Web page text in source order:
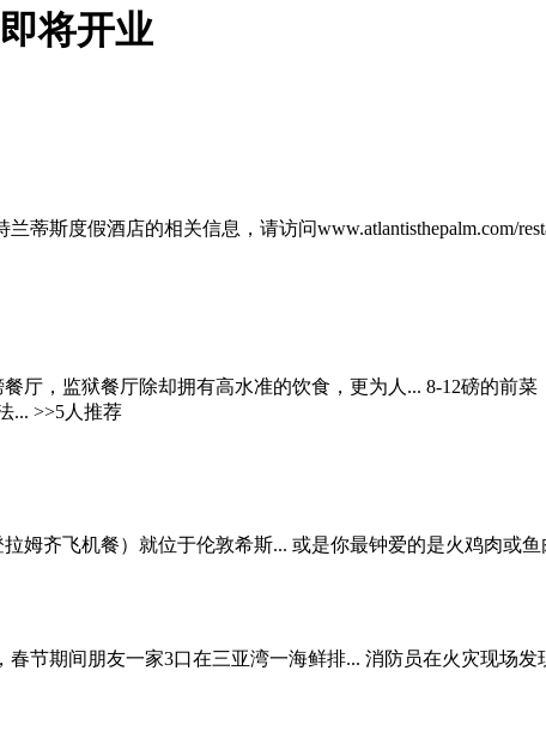
将开业
蒂斯度假酒店的相关信息，请访问www.atlantisthepalm.com/
，监狱餐厅除却拥有高水准的饮食，更为人... 8-12磅的前菜
... >>5人推荐
拉姆齐飞机餐）就位于伦敦希斯... 或是你最钟爱的是火鸡肉或
节期间朋友一家3口在三亚湾一海鲜排... 消防员在火灾现场